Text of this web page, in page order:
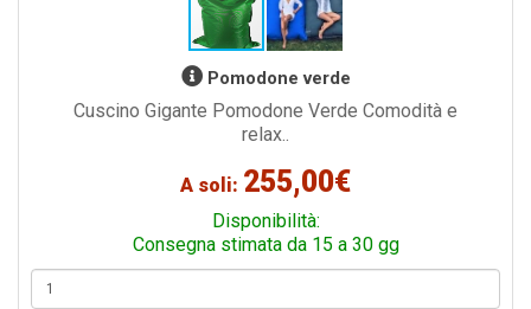
Pomodone verde
Cuscino Gigante Pomodone Verde Comodità e
relax..
A soli: 255,00€
Disponibilità:
Consegna stimata da 15 a 30 gg